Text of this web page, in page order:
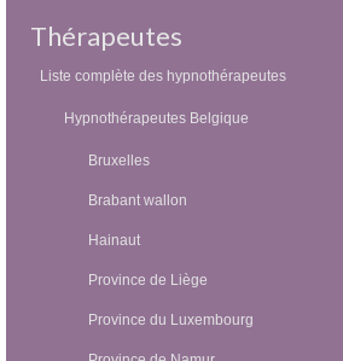
Thérapeutes
Liste complète des hypnothérapeutes
Hypnothérapeutes Belgique
Bruxelles
Brabant wallon
Hainaut
Province de Liège
Province du Luxembourg